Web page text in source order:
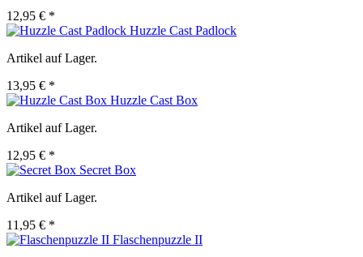
12,95 € *
Huzzle Cast Padlock
Artikel auf Lager.
13,95 € *
Huzzle Cast Box
Artikel auf Lager.
12,95 € *
Secret Box
Artikel auf Lager.
11,95 € *
Flaschenpuzzle II